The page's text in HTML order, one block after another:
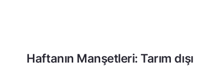
Haftanın Manşetleri: Tarım dışı